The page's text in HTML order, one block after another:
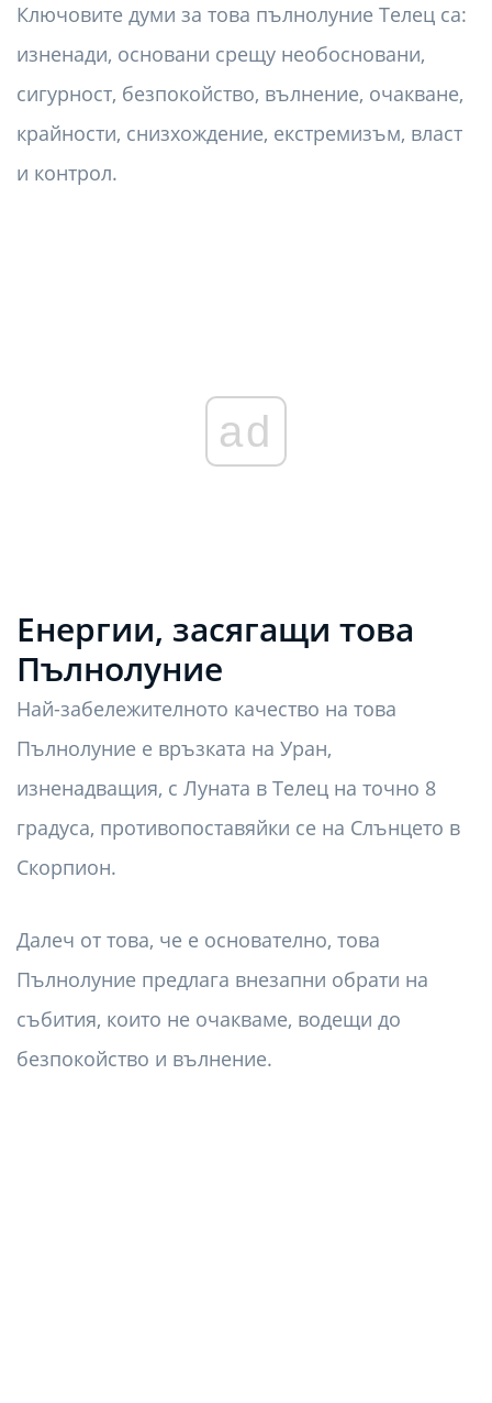
Ключовите думи за това пълнолуние Телец са:
изненади, основани срещу необосновани,
сигурност, безпокойство, вълнение, очакване,
крайности, снизхождение, екстремизъм, власт
и контрол.
ad
Енергии, засягащи това
Пълнолуние
Най-забележителното качество на това
Пълнолуние е връзката на Уран,
изненадващия, с Луната в Телец на точно 8
градуса, противопоставяйки се на Слънцето в
Скорпион.
Далеч от това, че е основателно, това
Пълнолуние предлага внезапни обрати на
събития, които не очакваме, водещи до
безпокойство и вълнение.